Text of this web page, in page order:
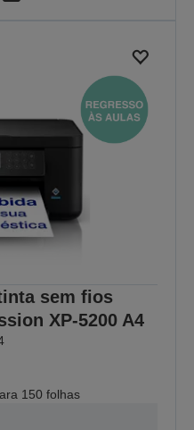
sem fios
XP-5200 A4
150 folhas